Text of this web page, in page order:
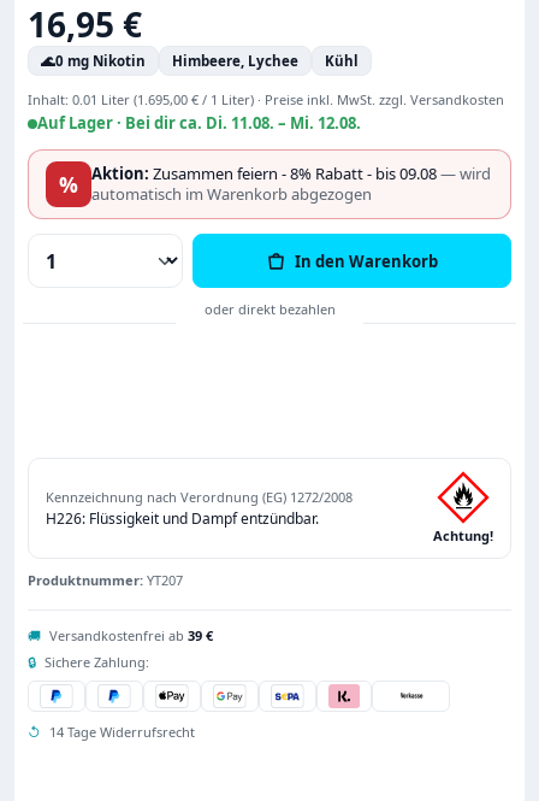
Regulärer Preis:
16,95 €
🌊0 mg Nikotin Himbeere, Lychee Kühl
Inhalt: 0.01 Liter (1.695,00 € / 1 Liter) · Preise inkl. MwSt. zzgl. Versandkosten
Auf Lager · Bei dir ca. Di. 11.08. – Mi. 12.08.
% Aktion: Zusammen feiern - 8% Rabatt - bis 09.08— wird
automatisch im Warenkorb abgezogen
Produkt Anzahl: Gib den gewünschten
In den Warenkorb
Kennzeichnung nach Verordnung (EG) 1272/2008
H226: Flüssigkeit und Dampf entzündbar.
Achtung!
Produktnummer: YT207
🚚 Versandkostenfrei ab 39 €
🔒 Sichere Zahlung:
↺ 14 Tage Widerrufsrecht